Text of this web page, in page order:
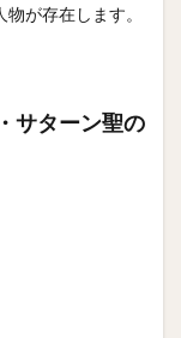
が存在します。
サターン聖の